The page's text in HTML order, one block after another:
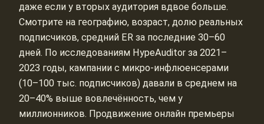
даже если у вторых аудитория вдвое больше.
Смотрите на географию, возраст, долю реальных
подписчиков, средний ER за последние 30–60
дней. По исследованиям HypeAuditor за 2021–
2023 годы, кампании с микро‑инфлюенсерами
(10–100 тыс. подписчиков) давали в среднем на
20–40% выше вовлечённость, чем у
миллионников. Продвижение онлайн премьеры